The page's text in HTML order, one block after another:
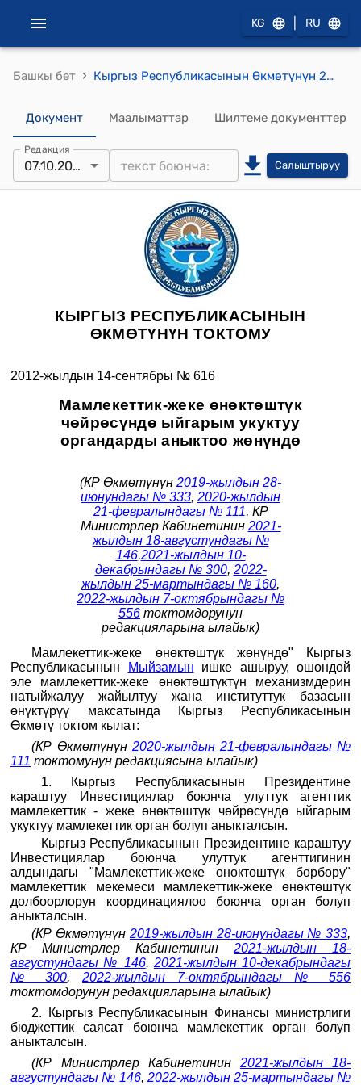
KG RU
Башкы бет › Кыргыз Республикасынын Өкмөтүнүн 2012-жылдын 14-сентябрындагы № 616 "Мамлекеттик-жеке өнөктөштүк чөйрөсүндө ыйгарым укуктуу органдарды аныктоо жөнүндө" токтому
Документ Маалыматтар Шилтеме документтер
Редакция
07.10.2022 Салыштыруу